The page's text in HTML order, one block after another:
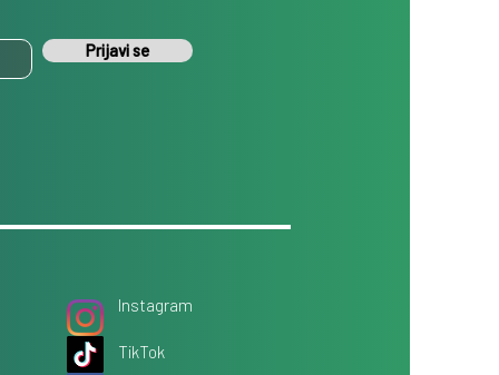
Prijavi se
Instagram
TikTok